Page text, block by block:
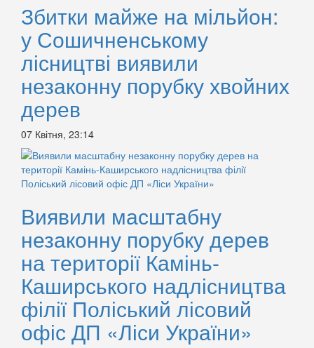
Збитки майже на мільйон:
у Сошичненському
лісництві виявили
незаконну порубку хвойних
дерев
07 Квітня, 23:14
Виявили масштабну
незаконну порубку дерев
на території Камінь-
Каширського надлісництва
філії Поліський лісовий
офіс ДП «Ліси України»